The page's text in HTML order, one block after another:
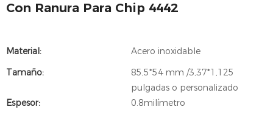
Con Ranura Para Chip 4442
Material:
Acero inoxidable
Tamaño:
85,5*54 mm /3,37*1,125
pulgadas o personalizado
Espesor:
0.8milímetro